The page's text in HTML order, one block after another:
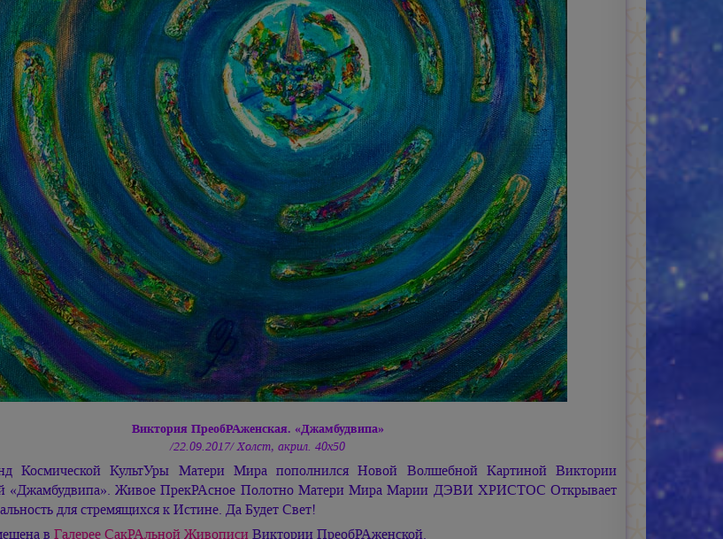
Виктория ПреобРАженская. «Джамбудвипа»
/22.09.2017/ Холст, акрил. 40х50
Космической КультУры Матери Мира пополнился Новой Волшебной Картиной Виктории
«Джамбудвипа». Живое ПрекРАсное Полотно Матери МираМарии ДЭВИ ХРИСТОС Открывает
для стремящихся к Истине. Да Будет Свет!
в Галерее СакРАльной ЖивописиВиктории ПреобРАженской.